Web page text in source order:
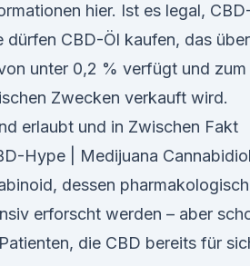
hier. Ist es legal,
dürfen CBD-Öl kaufen, das über
unter 0,2 % verfügt und zum
Zwecken verkauft wird.
erlaubt und in Zwischen Fakt
Hype | Medijuana Cannabidiol
dessen
erforscht werden – aber
die CBD bereits für